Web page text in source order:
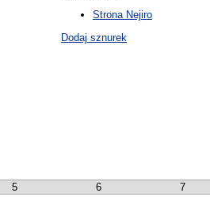
Strona Nejiro
Dodaj sznurek
5 6 7